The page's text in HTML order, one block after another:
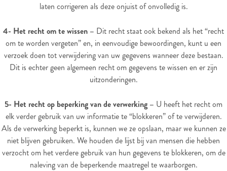
laten corrigeren als deze onjuist of onvolledig is.
4- Het recht om te wissen – Dit recht staat ook bekend als het “recht
om te worden vergeten” en, in eenvoudige bewoordingen, kunt u een
verzoek doen tot verwijdering van uw gegevens wanneer deze bestaan.
Dit is echter geen algemeen recht om gegevens te wissen en er zijn
uitzonderingen.
5- Het recht op beperking van de verwerking – U heeft het recht om
elk verder gebruik van uw informatie te “blokkeren” of te verwijderen.
Als de verwerking beperkt is, kunnen we ze opslaan, maar we kunnen ze
niet blijven gebruiken. We houden de lijst bij van mensen die hebben
verzocht om het verdere gebruik van hun gegevens te blokkeren, om de
naleving van de beperkende maatregel te waarborgen.